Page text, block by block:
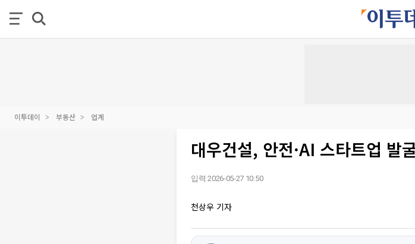
이투데이 부동산 업계
대우건설, 안전·AI 스타트업 발
입력 2026-05-27 10:50
천상우 기자